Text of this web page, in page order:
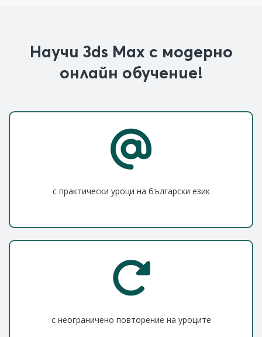
Научи 3ds Max с модерно
онлайн обучение!
с практически уроци на български език
с неограничено повторение на уроците